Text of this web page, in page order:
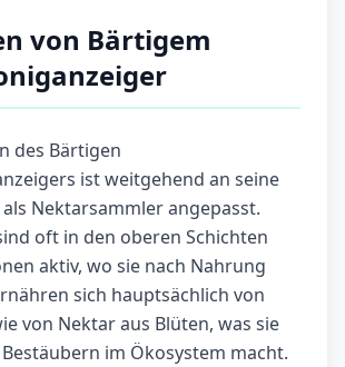
von Bärtigem
des Bärtigen
ist weitgehend an seine
Nektarsammler angepasst.
oft in den oberen Schichten
aktiv, wo sie nach Nahrung
sich hauptsächlich von
von Nektar aus Blüten, was sie
im Ökosystem macht.